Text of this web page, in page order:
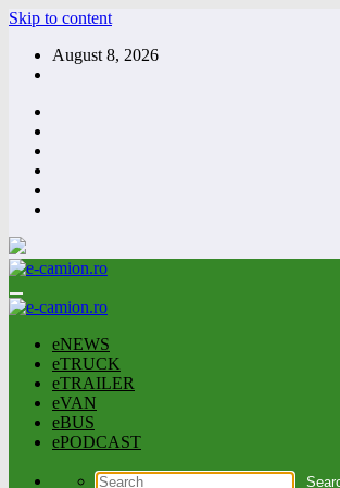
Skip to content
August 8, 2026
eNEWS
eTRUCK
eTRAILER
eVAN
eBUS
ePODCAST